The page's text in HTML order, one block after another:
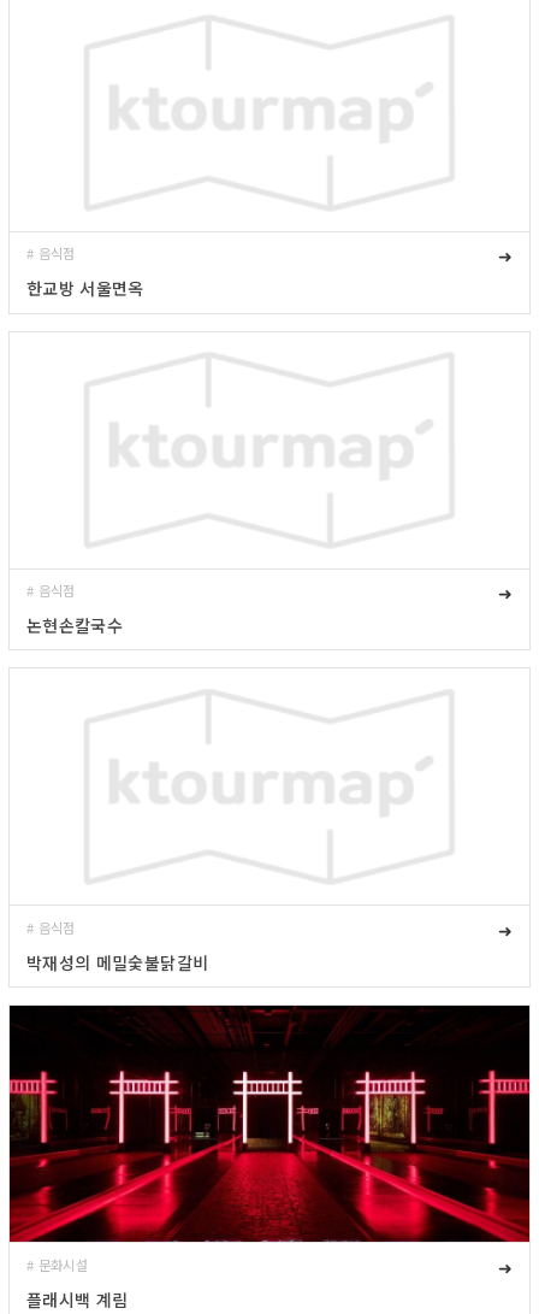
# 음식점
➜
한교방 서울면옥
# 음식점
➜
논현손칼국수
# 음식점
➜
박재성의 메밀숯불닭갈비
# 문화시설
➜
플래시백 계림